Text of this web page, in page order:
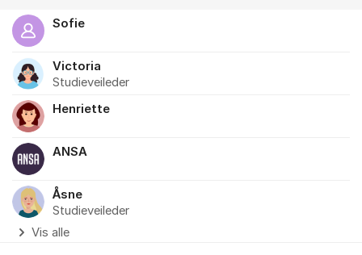
Sofie
Victoria
Studieveileder
Henriette
ANSA
Åsne
Studieveileder
Vis alle